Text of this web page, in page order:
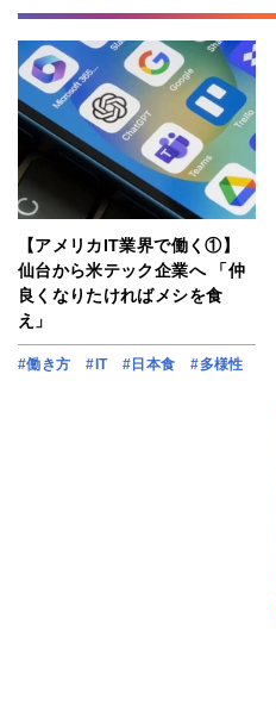
【アメリカIT業界で働く①】
仙台から米テック企業へ 「仲
良くなりたければメシを食
え」
#働き方 #IT #日本食 #多様性